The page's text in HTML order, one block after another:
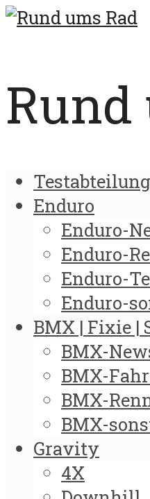
Rund
Testabteilung
Enduro
Enduro-
Enduro-
Enduro-
Enduro-
BMX | Fixie |
BMX-
BMX-
BMX-
BMX-
Gravity
4X